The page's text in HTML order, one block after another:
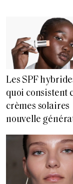
Les SPF
quoi consistent
crèmes solaires
nouvelle